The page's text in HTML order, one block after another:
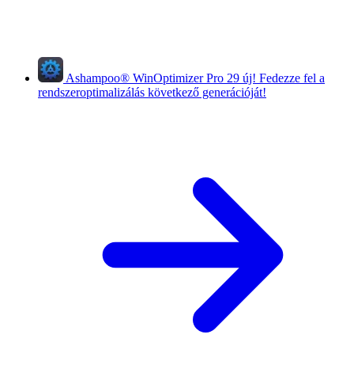
Ashampoo® WinOptimizer Pro 29 új! Fedezze fel a
rendszeroptimalizálás következő generációját!